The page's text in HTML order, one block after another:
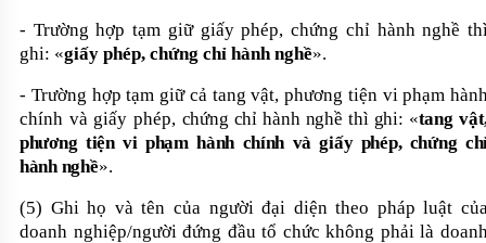
- Trường hợptạm giữ giấy phép, chứng chỉ hành nghề
ghi: «giấy phép, chứng chỉ hành nghề».
- Trường hợp tạm giữ cả tang vật, phương tiện vi phạm
chính và giấy phép, chứng chỉ hành nghề thì ghi: «tang
phương tiện vi phạm hành chính và giấy phép, chứng
hành nghề».
(5) Ghi họ và tên của người đại diện theo pháp luật
doanh nghiệp/người đứng đầu tổ chức không phải là